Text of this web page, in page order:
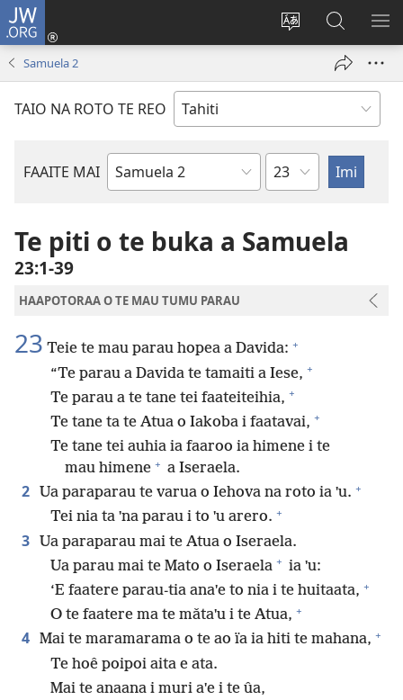
JW.ORG
Taui
reo
Nati
(opens
Maimiraa
nia
JW.ORG
Samuela 2
TAIO NA ROTO TE REO
FAAITE MAI
Buka
Bibilia
Pene
Te piti o te buka a Samuela
23:1-39
HAAPOTORAA O TE MAU TUMU PARAU
23 Teie te mau parau hopea a Davida: +
“Te parau a Davida te tamaiti a Iese, +
Te parau a te tane tei faateiteihia, +
Te tane ta te Atua o Iakoba i faatavai, +
Te tane tei auhia ia faaroo ia himene i te
mau himene + a Iseraela.
2 Ua paraparau te varua o Iehova na roto ia ˈu. +
Tei nia ta ˈna parau i to ˈu arero. +
3 Ua paraparau mai te Atua o Iseraela.
Ua parau mai te Mato o Iseraela + ia ˈu:
‘E faatere parau-tia anaˈe to nia i te huitaata, +
O te faatere ma te mǎtaˈu i te Atua, +
4 Mai te maramarama o te ao ïa ia hiti te mahana, +
Te hoê poipoi aita e ata.
Mai te anaana i muri aˈe i te ûa,